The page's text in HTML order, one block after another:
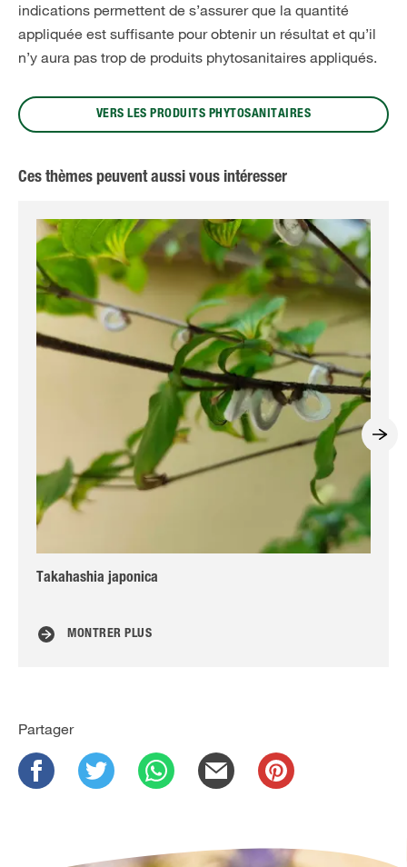
indications permettent de s’assurer que la quantité
appliquée est suffisante pour obtenir un résultat et qu’il
n’y aura pas trop de produits phytosanitaires appliqués.
VERS LES PRODUITS PHYTOSANITAIRES
Ces thèmes peuvent aussi vous intéresser
Takahashia japonica
MONTRER PLUS
Partager